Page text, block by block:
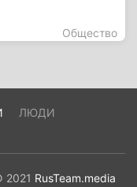
Общество
ЛЮДИ
2021 RusTeam.media